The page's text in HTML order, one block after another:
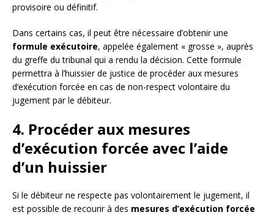
provisoire ou définitif.
Dans certains cas, il peut être nécessaire d’obtenir une
formule exécutoire, appelée également « grosse », auprès
du greffe du tribunal qui a rendu la décision. Cette formule
permettra à l’huissier de justice de procéder aux mesures
d’exécution forcée en cas de non-respect volontaire du
jugement par le débiteur.
4. Procéder aux mesures
d’exécution forcée avec l’aide
d’un huissier
Si le débiteur ne respecte pas volontairement le jugement, il
est possible de recourir à des mesures d’exécution forcée